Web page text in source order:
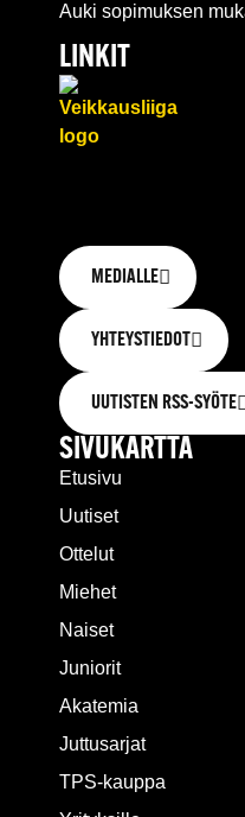
Auki sopimuksen
LINKIT
MEDIALLE
YHTEYSTIEDOT
UUTISTEN RSS-SYÖTE
SIVUKARTTA
Etusivu
Uutiset
Ottelut
Miehet
Naiset
Juniorit
Akatemia
Juttusarjat
TPS-kauppa